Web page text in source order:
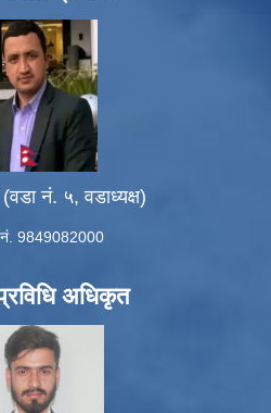
(वडा नं. ५, वडाध्यक्ष)
नं. 9849082000
अधिकृत